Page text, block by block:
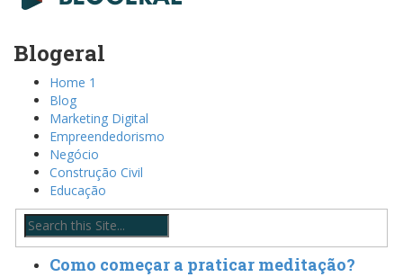
Blogeral
Home 1
Blog
Marketing Digital
Empreendedorismo
Negócio
Construção Civil
Educação
Como começar a praticar meditação?